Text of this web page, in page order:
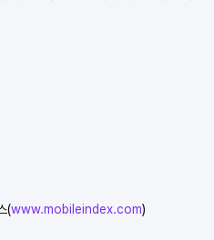
(www.mobileindex.com)